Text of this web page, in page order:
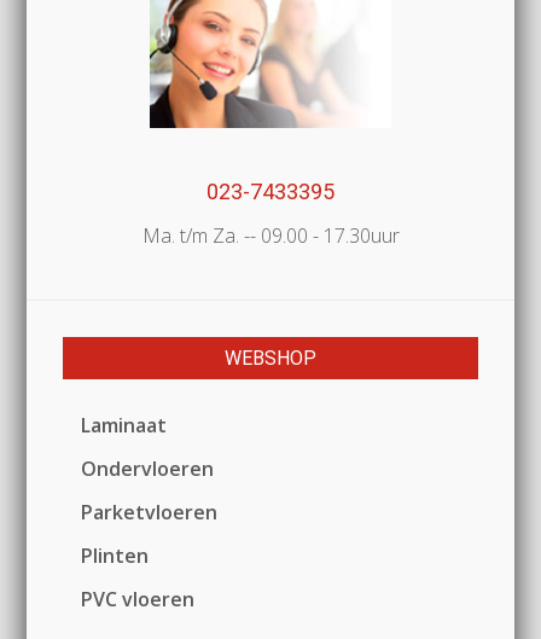
023-7433395
Ma. t/m Za. -- 09.00 - 17.30uur
WEBSHOP
Laminaat
Ondervloeren
Parketvloeren
Plinten
PVC vloeren